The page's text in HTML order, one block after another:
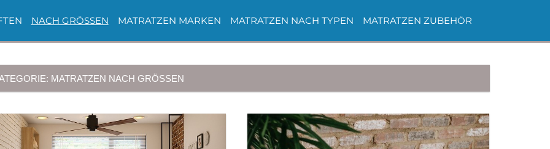
NACH GRÖSSEN MATRATZEN MARKEN MATRATZEN NACH TYPEN MATRATZEN ZUBEHÖR
MATRATZEN NACH GRÖSSEN